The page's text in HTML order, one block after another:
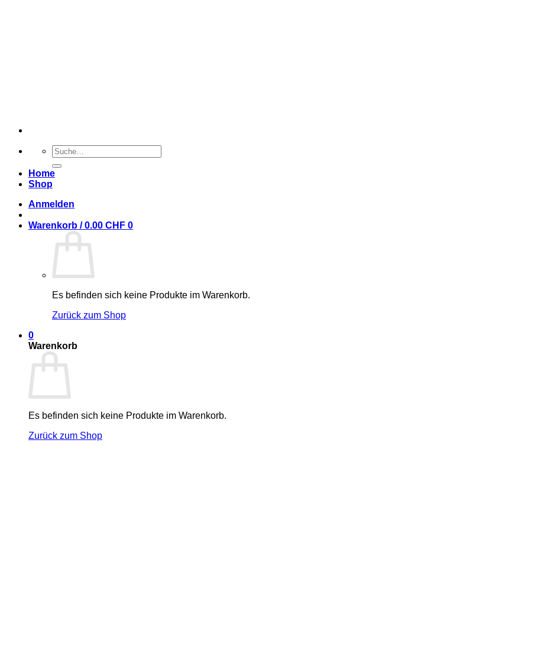
Suche
nach:
Home
Shop
Anmelden
Warenkorb /0.00 CHF 0
Es befinden sich keine Produkte im Warenkorb.
Zurück zum Shop
0
Warenkorb
Es befinden sich keine Produkte im Warenkorb.
Zurück zum Shop